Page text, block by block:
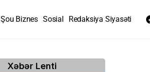
Şou Biznes Sosial Redaksiya Siyasəti
Xəbər Lenti